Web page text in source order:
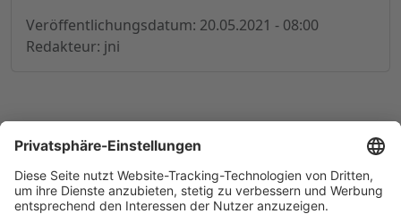
Veröffentlichungsdatum: 20.05.2021 - 08:00
Redakteur: jni
© 1998-2026by GSC Research GmbH
Datenschutz